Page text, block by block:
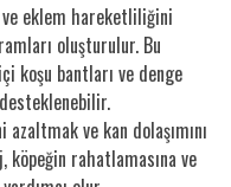
ve eklem hareketliliğini
oluşturulur. Bu
koşu bantları ve denge
ve kan dolaşımını
rahatlamasına ve